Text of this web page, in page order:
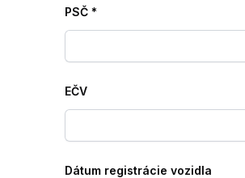
PSČ *
EČV
Dátum registrácie vozidla